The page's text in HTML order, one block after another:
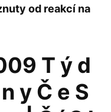
od reakcí na
T ý d
y Č e S